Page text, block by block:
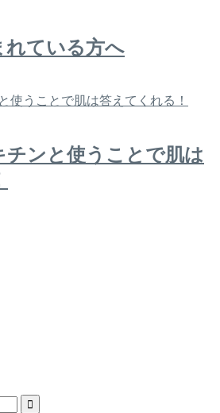
れている方へ
チンと使うことで肌は